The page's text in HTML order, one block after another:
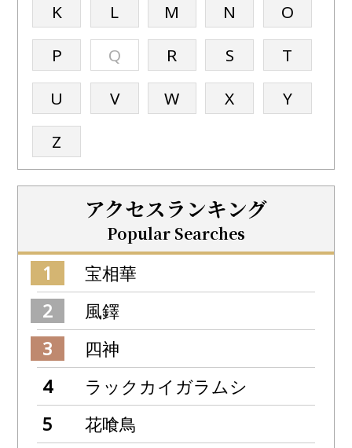
K
L M N
O
P
Q R S
T
U
V W X
Y
Z
アクセスランキング
Popular Searches
宝相華
風鐸
四神
ラックカイガラムシ
花喰鳥